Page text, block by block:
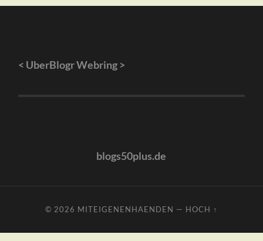
< UberBlogr Webring >
blogs50plus.de
© 2026 MITEIGENENHAENDEN — HOCH ↑